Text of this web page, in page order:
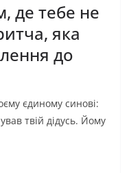
де тебе не
яка
до
єдиному синові:
твій дідусь. Йому